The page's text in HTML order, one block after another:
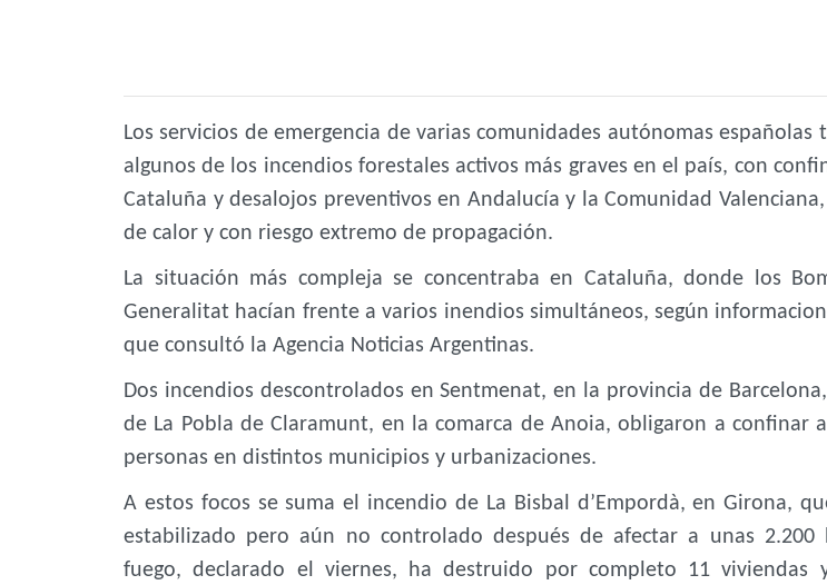
Los servicios de emergencia de varias comunidades autónomas españolas
algunos de los incendios forestales activos más graves en el país, con
Cataluña y desalojos preventivos en Andalucía y la Comunidad
de calor y con riesgo extremo de propagación.
La situación más compleja se concentraba en Cataluña, donde los
Generalitat hacían frente a varios inendios simultáneos, según
que consultó la Agencia Noticias Argentinas.
Dos incendios descontrolados en Sentmenat, en la provincia de
de La Pobla de Claramunt, en la comarca de Anoia, obligaron a confinar
personas en distintos municipios y urbanizaciones.
A estos focos se suma el incendio de La Bisbal d’Empordà, en Girona,
estabilizado pero aún no controlado después de afectar a unas 2.200
fuego, declarado el viernes, ha destruido por completo 11 viviendas